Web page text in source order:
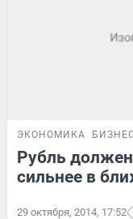
ЭКОНОМИКА БИЗНЕС
Рубль
сильнее в
29 октября, 2014, 17:52